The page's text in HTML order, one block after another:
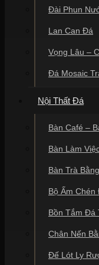
Đài Phun
Lan Can Đá
Vọng Lâu –
Đá Mosaic
Nội Thất Đá
Bàn Café –
Bàn Làm
Bàn Trà
Bộ Ấm
Bồn Tắm Đá
Chân Nến
Đế Lót Ly